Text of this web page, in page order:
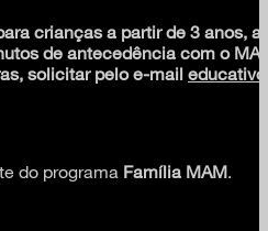
crianças a partir de 3 anos,
de antecedência com o
solicitar pelo e-mail
do programa Família MAM